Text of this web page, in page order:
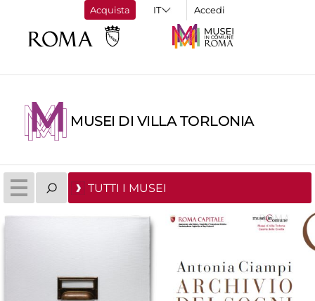
Acquista Accedi
MUSEI DI VILLA TORLONIA
TUTTI I MUSEI